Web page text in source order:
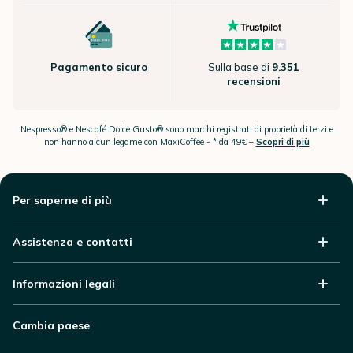
Pagamento sicuro Sulla base di 9.351
recensioni
Nespresso® e Nescafé Dolce Gusto® sono marchi registrati di proprietà di terzi e
non hanno alcun legame con MaxiCoffee - * da 49€ – Scopri di più
Per saperne di più
Assistenza e contatti
Informazioni legali
Cambia paese